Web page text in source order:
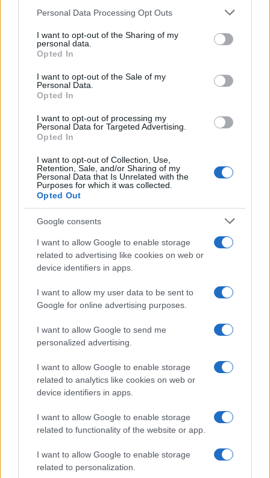
Please note that this website/app uses one or more Google
not limited to your visit or usage behaviour. You may click to
grant or deny consent to Google and its third-party tags to
use your data for below specified purposes in below Google
consent section.
Personal Data Processing Opt Outs
I want to opt-out of the Sharing of my
personal data.
Opted In
I want to opt-out of the Sale of my
Personal Data.
Opted In
I want to opt-out of processing my
Personal Data for Targeted Advertising.
Opted In
I want to opt-out of Collection, Use,
Retention, Sale, and/or Sharing of my
Personal Data that Is Unrelated with the
Purposes for which it was collected.
Opted Out
Google consents
I want to allow Google to enable storage
related to advertising like cookies on web or
device identifiers in apps.
I want to allow my user data to be sent to
Google for online advertising purposes.
I want to allow Google to send me
personalized advertising.
I want to allow Google to enable storage
related to analytics like cookies on web or
device identifiers in apps.
I want to allow Google to enable storage
related to functionality of the website or app.
I want to allow Google to enable storage
related to personalization.
Sigue leyendo
IMPUESTO
Cómo planificar tus impuestos cripto: trading, staking y más
IMPUESTO
Tributación de criptoactivos y carteras bajo el impuesto a